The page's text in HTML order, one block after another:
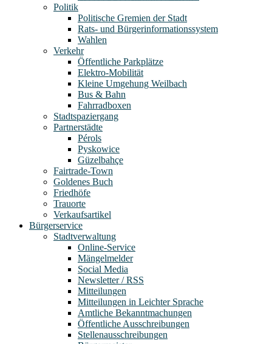
Politik
Politische Gremien der Stadt
Rats- und Bürgerinformationssystem
Wahlen
Verkehr
Öffentliche Parkplätze
Elektro-Mobilität
Kleine Umgehung Weilbach
Bus & Bahn
Fahrradboxen
Stadtspaziergang
Partnerstädte
Pérols
Pyskowice
Güzelbahçe
Fairtrade-Town
Goldenes Buch
Friedhöfe
Trauorte
Verkaufsartikel
Bürgerservice
Stadtverwaltung
Online-Service
Mängelmelder
Social Media
Newsletter / RSS
Mitteilungen
Mitteilungen in Leichter Sprache
Amtliche Bekanntmachungen
Öffentliche Ausschreibungen
Stellenausschreibungen